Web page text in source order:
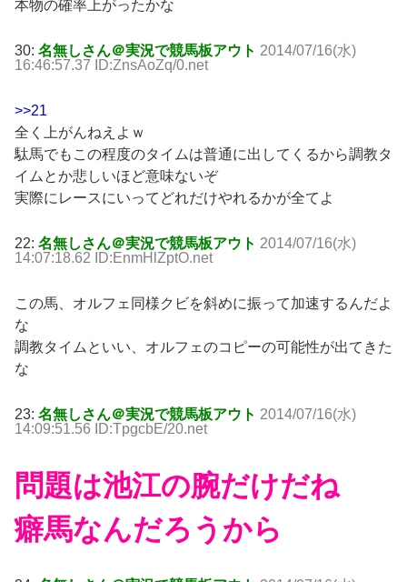
本物の確率上がったかな
30: 名無しさん＠実況で競馬板アウト 2014/07/16(水)
16:46:57.37 ID:ZnsAoZq/0.net
>>21
全く上がんねえよｗ
駄馬でもこの程度のタイムは普通に出してくるから調教タ
イムとか悲しいほど意味ないぞ
実際にレースにいってどれだけやれるかが全てよ
22: 名無しさん＠実況で競馬板アウト 2014/07/16(水)
14:07:18.62 ID:EnmHlZptO.net
この馬、オルフェ同様クビを斜めに振って加速するんだよ
な
調教タイムといい、オルフェのコピーの可能性が出てきた
な
23: 名無しさん＠実況で競馬板アウト 2014/07/16(水)
14:09:51.56 ID:TpgcbE/20.net
問題は池江の腕だけだね
癖馬なんだろうから